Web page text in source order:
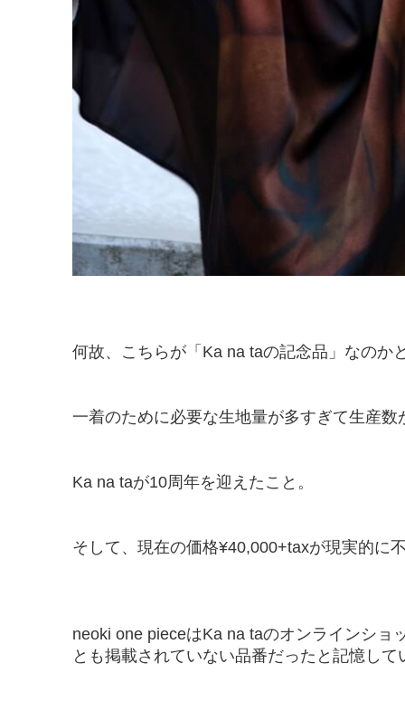
何故、こちらが「Ka na taの記念品」なのか
一着のために必要な生地量が多すぎて生産
Ka na taが10周年を迎えたこと。
そして、現在の価格¥40,000+taxが現実的に
neoki one pieceはKa na taのオンラインショ
とも掲載されていない品番だったと記憶して